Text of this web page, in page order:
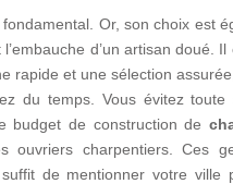
Or, son choix est
d’un artisan doué. Il
rapide et une sélection
du temps. Vous évitez toute
budget de construction de
ouvriers charpentiers. Ces
de mentionner votre ville